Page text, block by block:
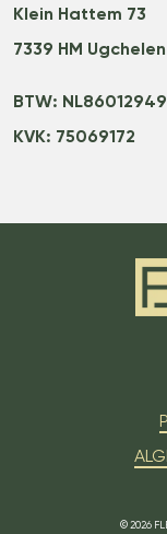
Klein Hattem 73
7339 HM Ugchelen
BTW:
KVK: 75069172
© 2026